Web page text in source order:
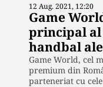
12 Aug. 2021, 12:20
Game
principal al
handbal
Game World, cel
premium din
parteneriat cu